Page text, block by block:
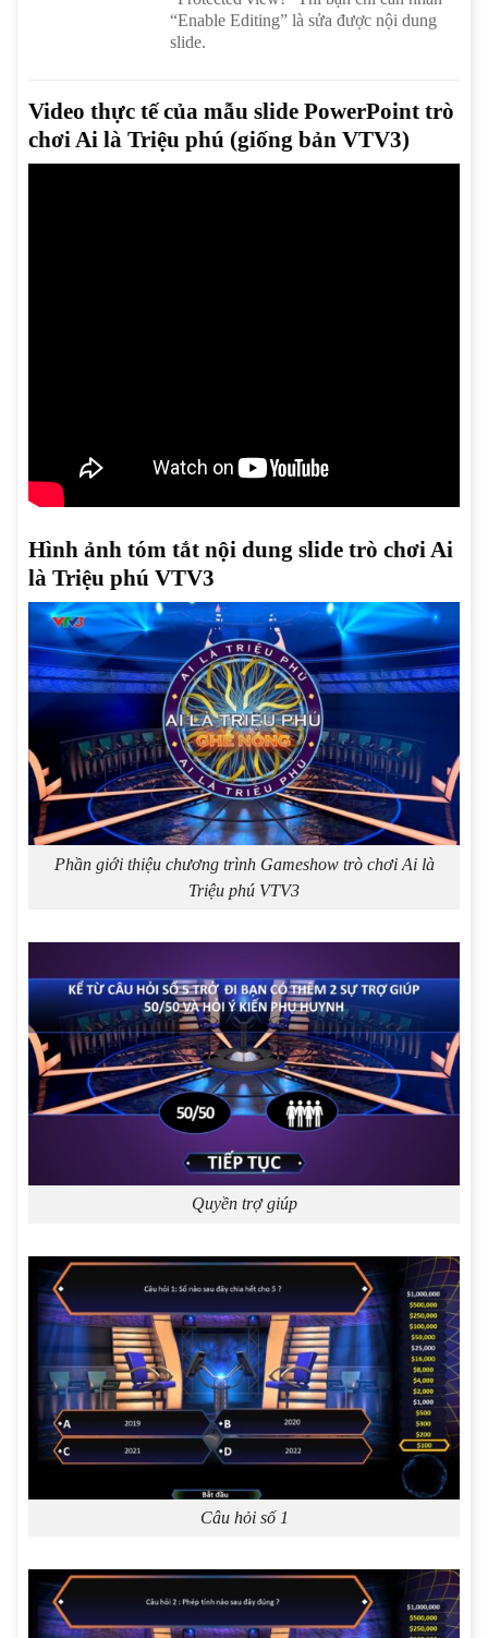
“Enable Editing” là sửa được nội dung
slide.
Video thực tế của mẫu slide PowerPoint trò
chơi Ai là Triệu phú (giống bản VTV3)
Hình ảnh tóm tắt nội dung slide trò chơi Ai
là Triệu phú VTV3
Phần giới thiệu chương trình Gameshow trò chơi Ai là
Triệu phú VTV3
Quyền trợ giúp
Câu hỏi số 1